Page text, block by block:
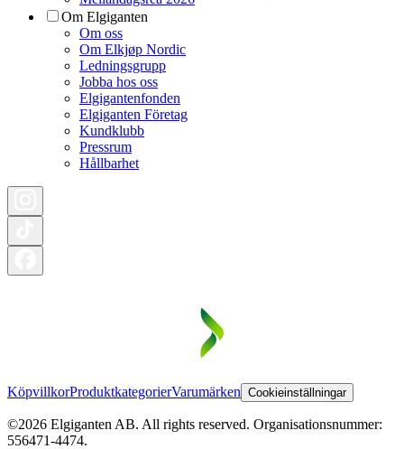
Om Elgiganten
Om oss
Om Elkjøp Nordic
Ledningsgrupp
Jobba hos oss
Elgigantenfonden
Elgiganten Företag
Kundklubb
Pressrum
Hållbarhet
KöpvillkorProduktkategorierVarumärken Cookieinställningar
©2026 Elgiganten AB. All rights reserved. Organisationsnummer:
556471-4474.